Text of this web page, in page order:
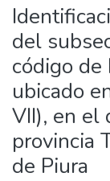
Estad. Externas
Guias ▾
del
código de
ubicado
VII), en el
provincia
de Piura